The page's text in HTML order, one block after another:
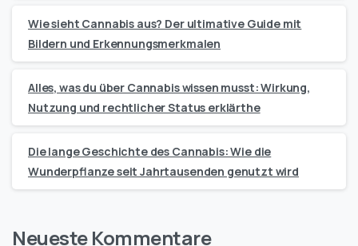
Wie sieht Cannabis aus? Der ultimative Guide mit
Bildern und Erkennungsmerkmalen
Alles, was du über Cannabis wissen musst: Wirkung,
Nutzung und rechtlicher Status erklärthe
Die lange Geschichte des Cannabis: Wie die
Wunderpflanze seit Jahrtausenden genutzt wird
Neueste Kommentare